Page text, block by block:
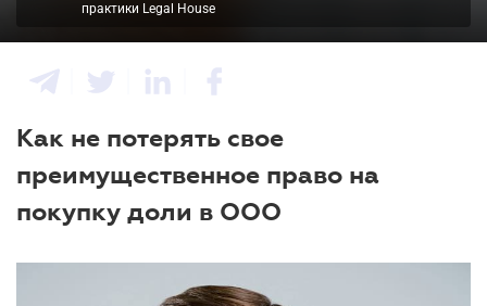
практики Legal House
Как не потерять свое
преимущественное право на
покупку доли в ООО